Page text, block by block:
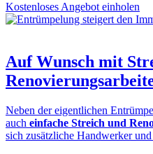
Kostenloses Angebot einholen
Auf Wunsch mit
Neben der eigentlichen
auch einfache Streich und
sich zusätzliche Handwerker